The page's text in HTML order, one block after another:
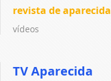
revista de aparecida
vídeos
TV Aparecida